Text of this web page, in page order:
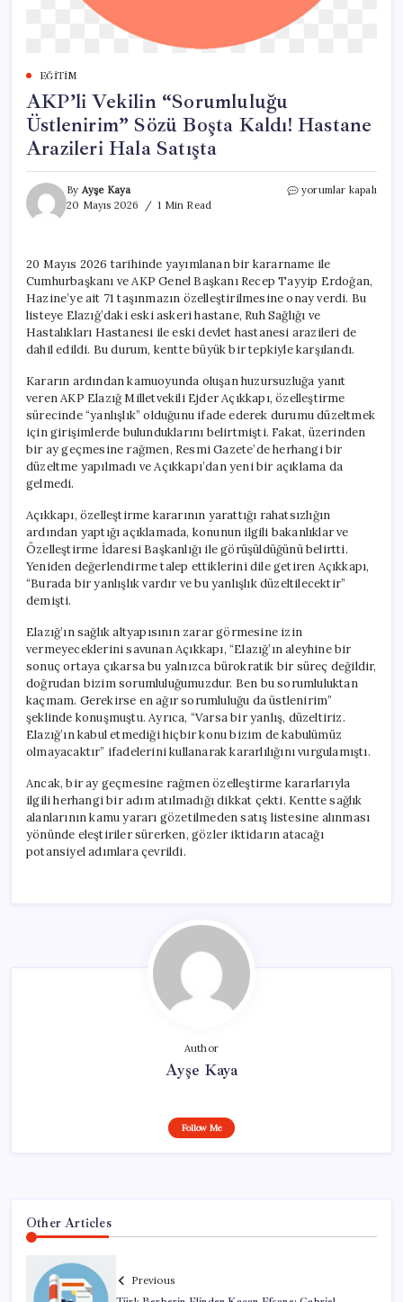
EĞITIM
AKP’li Vekilin “Sorumluluğu
Üstlenirim” Sözü Boşta Kaldı! Hastane
Arazileri Hala Satışta
By Ayşe Kaya
20 Mayıs 2026
1 Min Read
AKP’li
Boşta
Kaldı!
Hastane
Arazileri
Hala
Satışta
için
yorumlar kapalı
20 Mayıs 2026 tarihinde yayımlanan bir kararname ile
Cumhurbaşkanı ve AKP Genel Başkanı Recep Tayyip Erdoğan,
Hazine’ye ait 71 taşınmazın özelleştirilmesine onay verdi. Bu
listeye Elazığ’daki eski askeri hastane, Ruh Sağlığı ve
Hastalıkları Hastanesi ile eski devlet hastanesi arazileri de
dahil edildi. Bu durum, kentte büyük bir tepkiyle karşılandı.
Kararın ardından kamuoyunda oluşan huzursuzluğa yanıt
veren AKP Elazığ Milletvekili Ejder Açıkkapı, özelleştirme
sürecinde “yanlışlık” olduğunu ifade ederek durumu düzeltmek
için girişimlerde bulunduklarını belirtmişti. Fakat, üzerinden
bir ay geçmesine rağmen, Resmi Gazete’de herhangi bir
düzeltme yapılmadı ve Açıkkapı’dan yeni bir açıklama da
gelmedi.
Açıkkapı, özelleştirme kararının yarattığı rahatsızlığın
ardından yaptığı açıklamada, konunun ilgili bakanlıklar ve
Özelleştirme İdaresi Başkanlığı ile görüşüldüğünü belirtti.
Yeniden değerlendirme talep ettiklerini dile getiren Açıkkapı,
“Burada bir yanlışlık vardır ve bu yanlışlık düzeltilecektir”
demişti.
Elazığ’ın sağlık altyapısının zarar görmesine izin
vermeyeceklerini savunan Açıkkapı, “Elazığ’ın aleyhine bir
sonuç ortaya çıkarsa bu yalnızca bürokratik bir süreç değildir,
doğrudan bizim sorumluluğumuzdur. Ben bu sorumluluktan
kaçmam. Gerekirse en ağır sorumluluğu da üstlenirim”
şeklinde konuşmuştu. Ayrıca, “Varsa bir yanlış, düzeltiriz.
Elazığ’ın kabul etmediği hiçbir konu bizim de kabulümüz
olmayacaktır” ifadelerini kullanarak kararlılığını vurgulamıştı.
Ancak, bir ay geçmesine rağmen özelleştirme kararlarıyla
ilgili herhangi bir adım atılmadığı dikkat çekti. Kentte sağlık
alanlarının kamu yararı gözetilmeden satış listesine alınması
yönünde eleştiriler sürerken, gözler iktidarın atacağı
potansiyel adımlara çevrildi.
Author
Ayşe Kaya
Follow Me
Other Articles
Previous